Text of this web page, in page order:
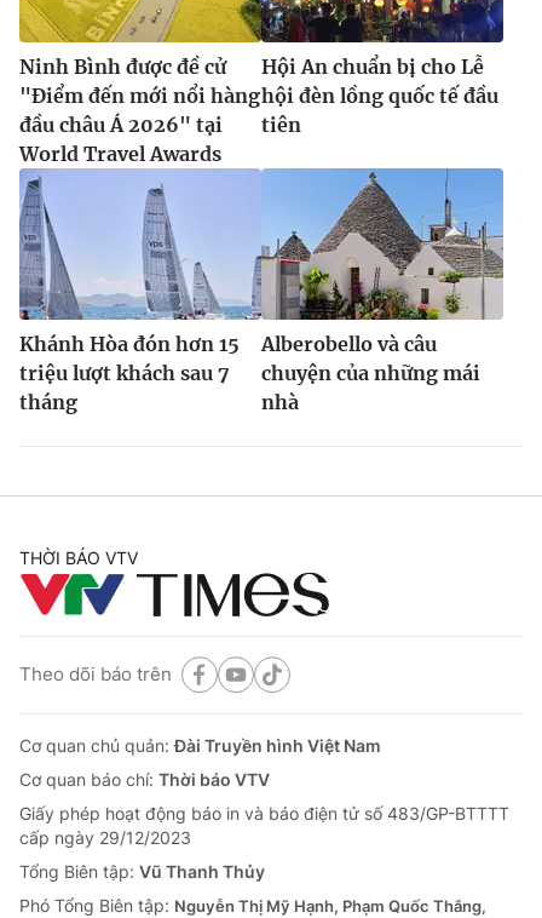
Ninh Bình được đề cử
"Điểm đến mới nổi hàng
đầu châu Á 2026" tại
World Travel Awards
Hội An chuẩn bị cho Lễ
hội đèn lồng quốc tế đầu
tiên
Khánh Hòa đón hơn 15
triệu lượt khách sau 7
tháng
Alberobello và câu
chuyện của những mái
nhà
THỜI BÁO VTV
Theo dõi báo trên
Cơ quan chủ quản:Đài Truyền hình Việt Nam
Cơ quan báo chí: Thời báo VTV
Giấy phép hoạt động báo in và báo điện tử số 483/GP-BTTTT
cấp ngày 29/12/2023
Tổng Biên tập: Vũ Thanh Thủy
Phó Tổng Biên tập: Nguyễn Thị Mỹ Hạnh, Phạm Quốc Thắng,